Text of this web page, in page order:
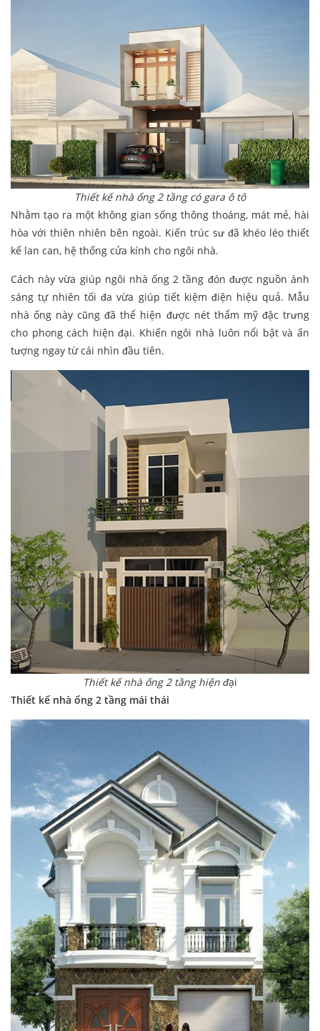
Thiết kế nhà ống 2 tầng có gara ô tô
Nhằm tạo ra một không gian sống thông thoáng, mát mẻ, hài
hòa với thiên nhiên bên ngoài. Kiến trúc sư đã khéo léo thiết
kế lan can, hệ thống cửa kính cho ngôi nhà.
Cách này vừa giúp ngôi nhà ống 2 tầng đón được nguồn ánh
sáng tự nhiên tối đa vừa giúp tiết kiệm điện hiệu quả. Mẫu
nhà ống này cũng đã thể hiện được nét thẩm mỹ đặc trưng
cho phong cách hiện đại. Khiến ngôi nhà luôn nổi bật và ấn
tượng ngay từ cái nhìn đầu tiên.
Thiết kế nhà ống 2 tầng hiện đại
Thiết kế nhà ống 2 tầng mái thái